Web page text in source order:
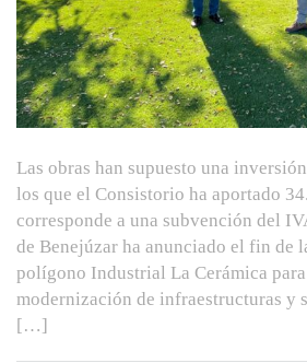
Las obras han supuesto una
los que el Consistorio ha aportado
corresponde a una subvención del
de Benejúzar ha anunciado el fin de
polígono Industrial La Cerámica
modernización de infraestructuras y
[…]